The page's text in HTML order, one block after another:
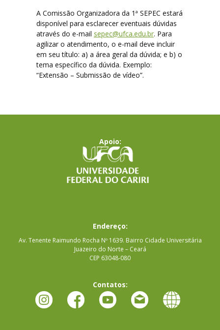
A Comissão Organizadora da 1ª SEPEC estará
disponível para esclarecer eventuais dúvidas
através do e-mail sepec@ufca.edu.br. Para
agilizar o atendimento, o e-mail deve incluir
em seu título: a) a área geral da dúvida; e b) o
tema específico da dúvida. Exemplo:
“Extensão – Submissão de vídeo”.
Apoio:
Endereço:
Av. Tenente Raimundo Rocha Nº 1639. Bairro Cidade Universitária
Juazeiro do Norte – Ceará
CEP 63048-080
Contatos: